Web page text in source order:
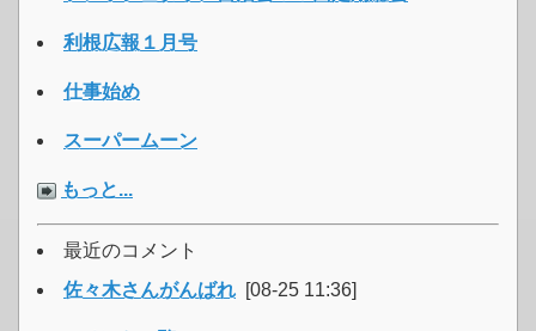
利根広報１月号
仕事始め
スーパームーン
もっと...
最近のコメント
佐々木さんがんばれ [08-25 11:36]